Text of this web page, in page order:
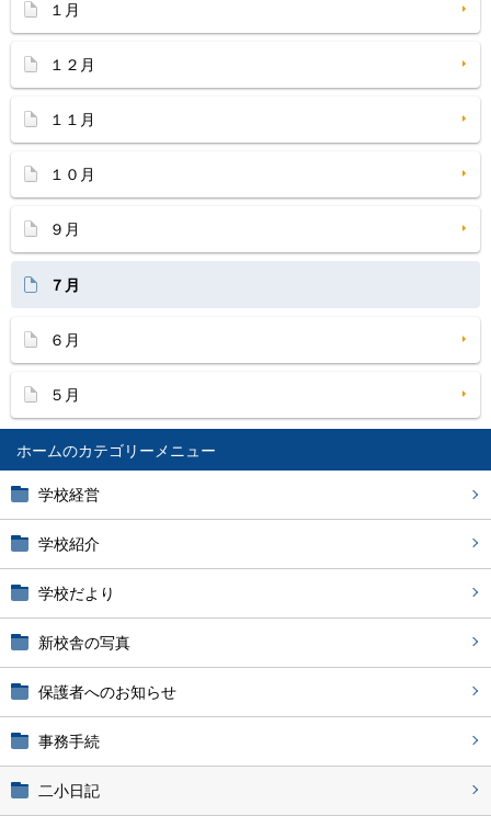
ホーム
学校経営
学校紹介
学校だより
新校舎の写真
保護者へのお知らせ
事務手続
二小日記
１月
１２月
１１月
１０月
９月
７月
６月
５月